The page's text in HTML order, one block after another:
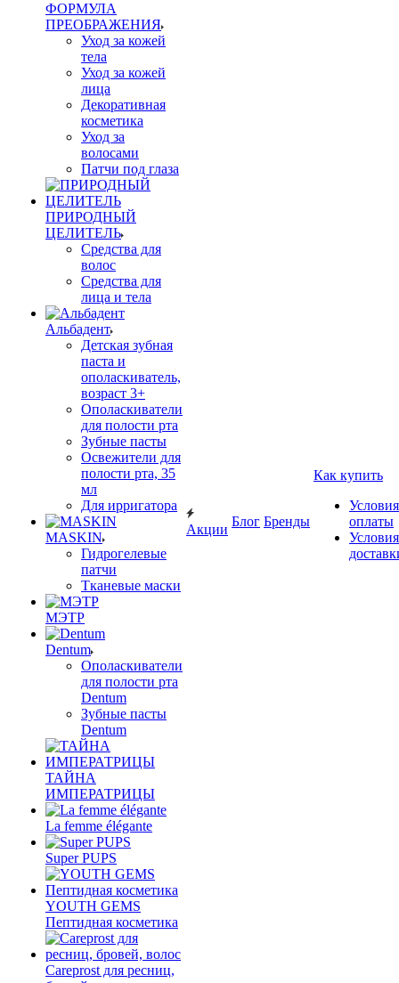
ФОРМУЛА
ПРЕОБРАЖЕНИЯ
Уход за кожей
тела
Уход за кожей
лица
Декоративная
косметика
Уход за
волосами
Патчи под глаза
ПРИРОДНЫЙ
ЦЕЛИТЕЛЬ
Средства для
волос
Средства для
лица и тела
Альбадент
Детская зубная
паста и
ополаскиватель,
возраст 3+
Ополаскиватели
для полости рта
Зубные пасты
Освежители для
полости рта, 35
мл
Для ирригатора
MASKIN
Гидрогелевые
патчи
Тканевые маски
МЭТР
Dentum
Ополаскиватели
для полости рта
Dentum
Зубные пасты
Dentum
ТАЙНА
ИМПЕРАТРИЦЫ
La femme élégante
Super PUPS
YOUTH GEMS
Пептидная косметика
Careprost для ресниц,
Акции
Блог Бренды
Как купить
Условия
оплаты
Условия